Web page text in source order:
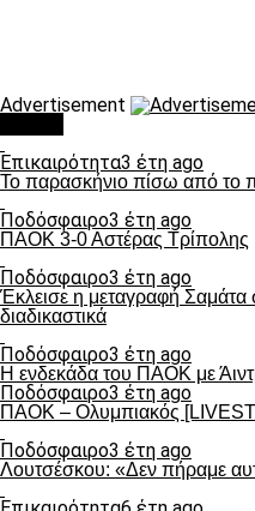
Advertisement
Επικαιρότητα3 έτη ago
Το παρασκήνιο πίσω από το
Ποδόσφαιρο3 έτη ago
ΠΑΟΚ 3-0 Αστέρας Τρίπολης
Ποδόσφαιρο3 έτη ago
Έκλεισε η μεταγραφή
διαδικαστικά
Ποδόσφαιρο3 έτη ago
Η ενδεκάδα του ΠΑΟΚ με
Ποδόσφαιρο3 έτη ago
ΠΑΟΚ – Ολυμπιακός
Ποδόσφαιρο3 έτη ago
Λουτσέσκου: «Δεν πήραμε